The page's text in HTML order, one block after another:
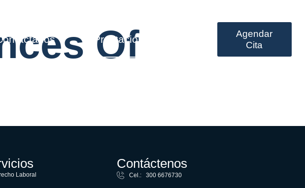
Prestación de servicios
Agendar
Cita
Of
Laboral
Contáctenos
Cel.: 300 6676730